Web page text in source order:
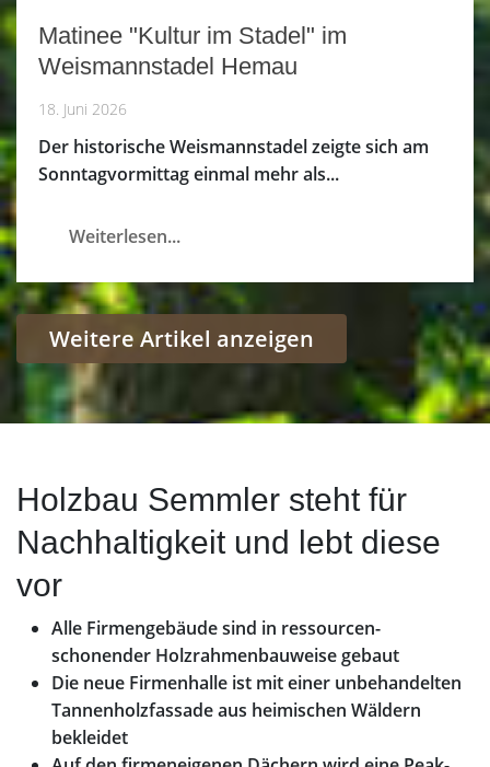
Matinee "Kultur im Stadel" im
Weismannstadel Hemau
18. Juni 2026
Der historische Weismannstadel zeigte sich am
Sonntagvormittag einmal mehr als...
Weiterlesen...
Weitere Artikel anzeigen
Holzbau Semmler steht für
Nachhaltigkeit und lebt diese
vor
Alle Firmengebäude sind in ressourcen-
schonender Holzrahmenbauweise gebaut
Die neue Firmenhalle ist mit einer unbehandelten
Tannenholzfassade aus heimischen Wäldern
bekleidet